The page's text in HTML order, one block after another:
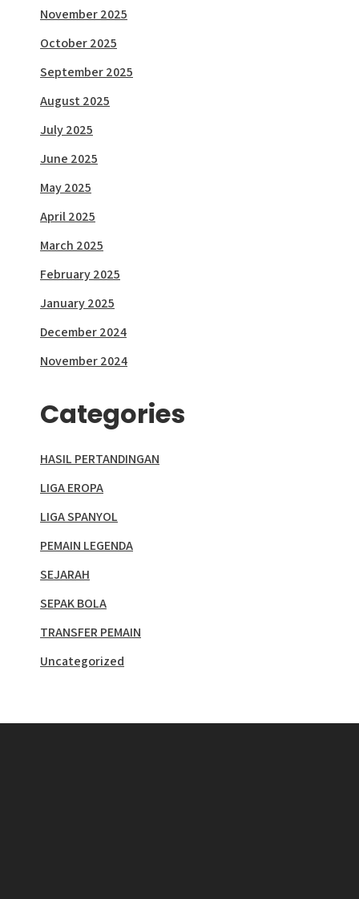
November 2025
October 2025
September 2025
August 2025
July 2025
June 2025
May 2025
April 2025
March 2025
February 2025
January 2025
December 2024
November 2024
Categories
HASIL PERTANDINGAN
LIGA EROPA
LIGA SPANYOL
PEMAIN LEGENDA
SEJARAH
SEPAK BOLA
TRANSFER PEMAIN
Uncategorized